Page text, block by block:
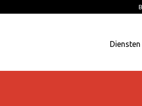
Diensten